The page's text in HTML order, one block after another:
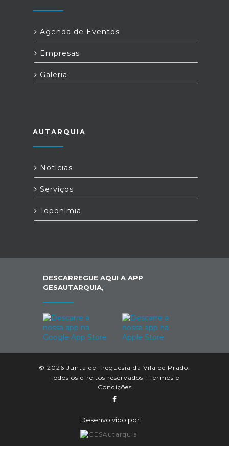
Agenda de Eventos
Empresas
Galeria
AUTARQUIA
Notícias
Serviços
Toponímia
DESCARREGUE AQUI A APP
GESAUTARQUIA,
© 2026 Junta de Freguesia da Vila de Prado.
Todos os direitos reservados | Termos e
Condições
Desenvolvido por: